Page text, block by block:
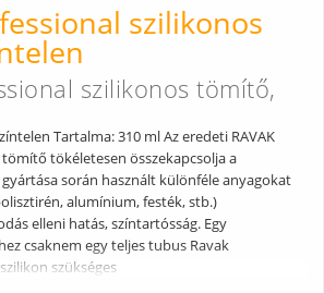
szilikonos
szilikonos tömítő,
Tartalma: 310 ml Az eredeti RAVAK
tökéletesen összekapcsolja a
során használt különféle anyagokat
alumínium, festék, stb.)
elleni hatás, színtartósság. Egy
csaknem egy teljes tubus Ravak
szükséges